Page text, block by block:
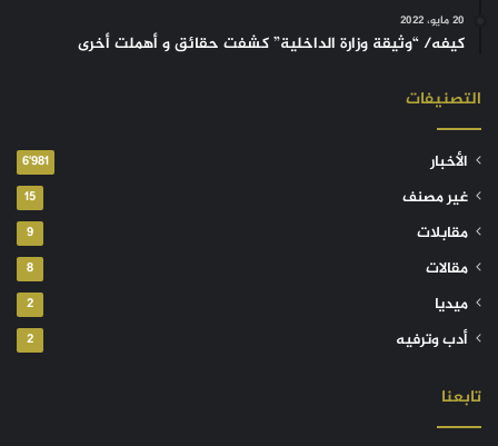
20 مايو، 2022
كيفه/ “وثيقة وزارة الداخلية” كشفت حقائق و أهملت أخرى
التصنيفات
الأخبار 6٬981
غير مصنف 15
مقابلات 9
مقالات 8
ميديا 2
أدب وترفيه 2
تابعنا